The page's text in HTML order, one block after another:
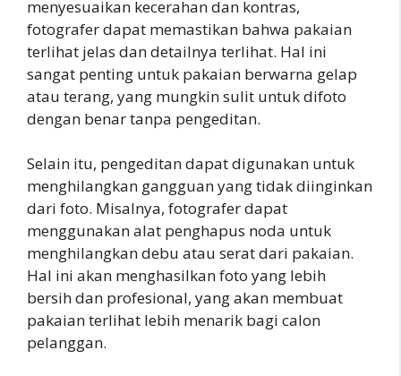
menyesuaikan kecerahan dan kontras,
fotografer dapat memastikan bahwa pakaian
terlihat jelas dan detailnya terlihat. Hal ini
sangat penting untuk pakaian berwarna gelap
atau terang, yang mungkin sulit untuk difoto
dengan benar tanpa pengeditan.
Selain itu, pengeditan dapat digunakan untuk
menghilangkan gangguan yang tidak diinginkan
dari foto. Misalnya, fotografer dapat
menggunakan alat penghapus noda untuk
menghilangkan debu atau serat dari pakaian.
Hal ini akan menghasilkan foto yang lebih
bersih dan profesional, yang akan membuat
pakaian terlihat lebih menarik bagi calon
pelanggan.